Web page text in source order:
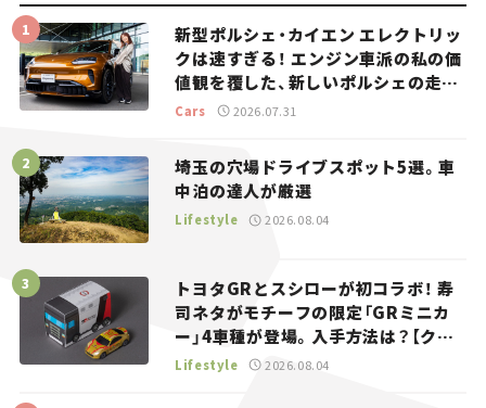
新型ポルシェ・カイエン エレクトリッ
クは速すぎる！ エンジン車派の私の価
値観を覆した、新しいポルシェの走
り。
Cars 2026.07.31
埼玉の穴場ドライブスポット5選。車
中泊の達人が厳選
Lifestyle 2026.08.04
トヨタGRとスシローが初コラボ！ 寿
司ネタがモチーフの限定「GRミニカ
ー」4車種が登場。入手方法は？【クル
マとホビー】
Lifestyle 2026.08.04